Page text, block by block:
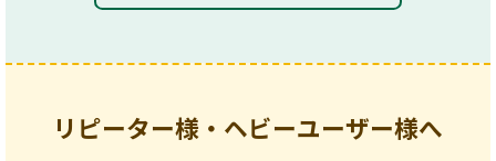
リピーター様・ヘビーユーザー様へ